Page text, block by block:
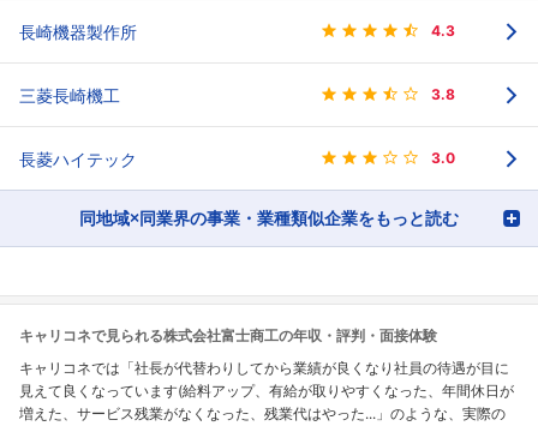
長崎機器製作所 4.3
三菱長崎機工 3.8
長菱ハイテック 3.0
同地域×同業界の事業・業種類似企業をもっと読む
キャリコネで見られる株式会社富士商工の年収・評判・面接体験
キャリコネでは「社長が代替わりしてから業績が良くなり社員の待遇が目に
見えて良くなっています(給料アップ、有給が取りやすくなった、年間休日が
増えた、サービス残業がなくなった、残業代はやった...」のような、実際の